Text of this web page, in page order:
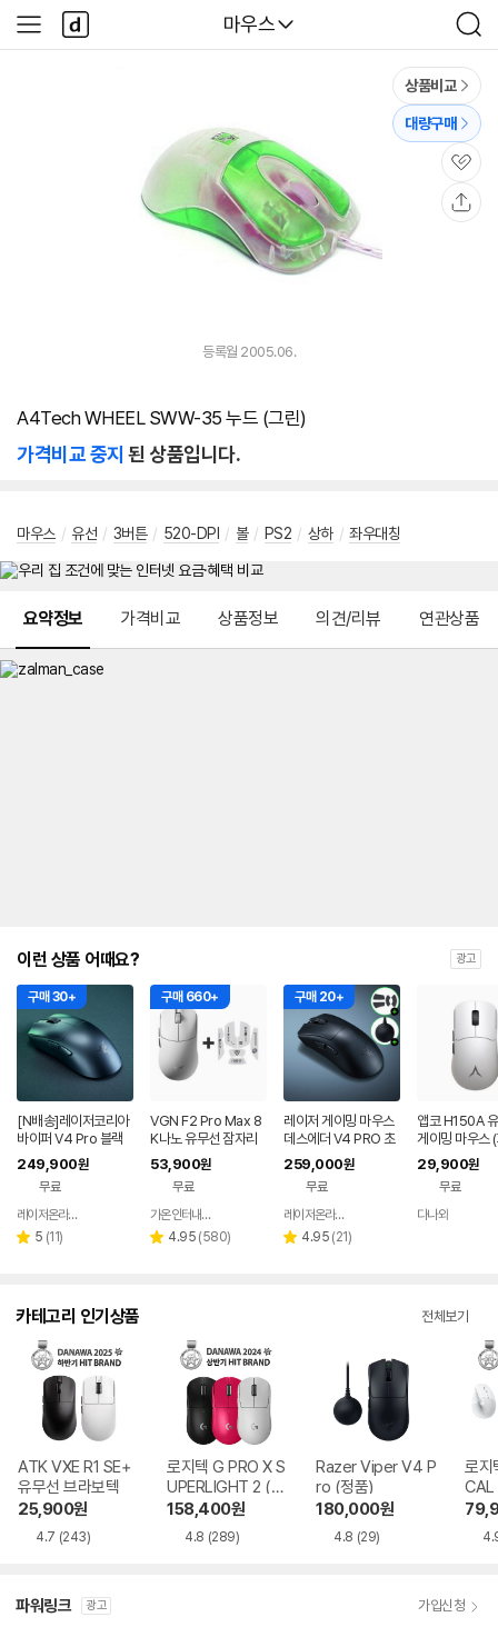
다나와
마우스
검
색
사
이
다
나
와
상품비교
대량구매
관
심
등록월 2005.06.
A4Tech WHEEL SWW-35 누드 (그린)
가격비교 중지 된 상품입니다.
마우스 / 유선 / 3버튼 / 520-DPI / 볼 / PS2 / 상하 / 좌우대칭
요약정보 가격비교 상품정보 의견/리뷰 연관상품
이런 상품 어때요? 광고
구매 30+
[N배송]레이저코리아
바이퍼 V4 Pro 블랙
바브사 무선 게이밍 마
우스 2세대 동글+그립
[오늘주문 내일도착]
249,900원
무료
레이저온라인스토어
별 5 리
(11)
구매 660+
VGN F2 Pro Max 8
K나노 유무선 잠자리
게이밍 마우스 화이트
53,900원
무료
페이
가온인터내셔날
별 4.95 리
(580)
구매 20+
레이저 게이밍 마우스
데스에더 V4 PRO 초
경량 FPS 프로 무선 마
우스
259,000원
무료
레이저온라인스토어
별 4.95 리
(21)
앱코 H150A
게이밍 마우스
트)
29,900원
무료
다나와
카테고리 인기상품 전체보기
ATK VXE R1 SE+
유무선 브라보텍
25,900원
4.7 (243)
로지텍 G PRO X S
UPERLIGHT 2 (정
품)
158,400원
4.8 (289)
Razer Viper V4 P
ro (정품)
180,000원
4.8 (29)
로지
CAL
파워링크 광고 가입신청